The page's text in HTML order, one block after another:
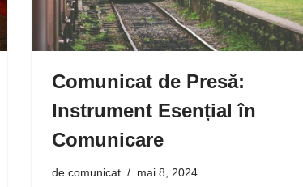
Comunicat de Presă:
Instrument Esențial în
Comunicare
de comunicat mai 8, 2024